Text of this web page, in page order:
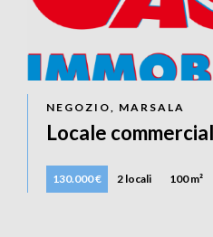
NEGOZIO, MARSALA
Locale
130.000 € 2 locali 100 m²